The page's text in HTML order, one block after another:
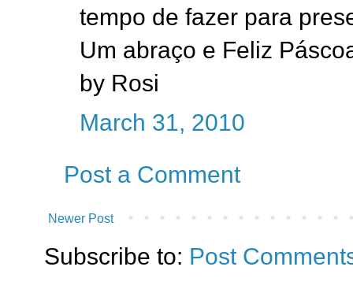
tempo de fazer para
Um abraço e Feliz
by Rosi
March 31, 2010
Post a Comment
Newer Post
Subscribe to: Post